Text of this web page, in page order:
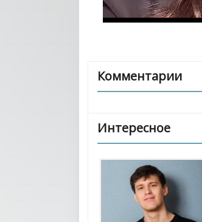
Комментарии
Интересное